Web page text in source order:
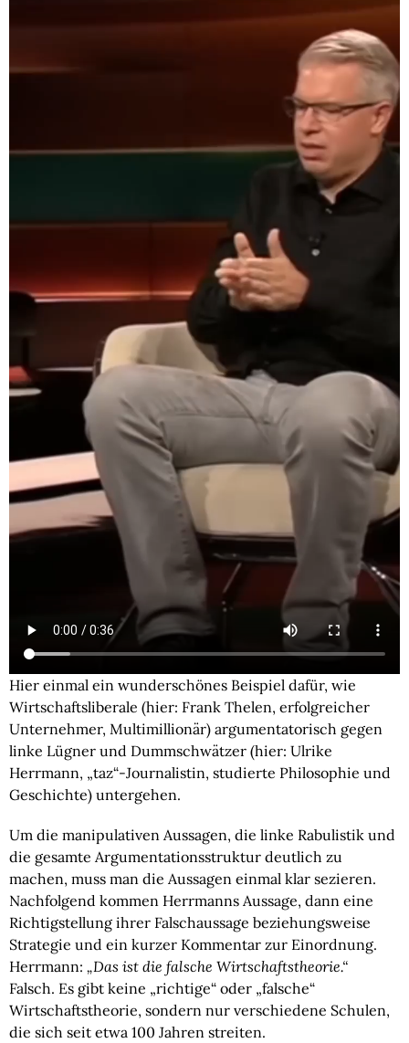
Hier einmal ein wunderschönes Beispiel dafür, wie
Wirtschaftsliberale (hier: Frank Thelen, erfolgreicher
Unternehmer, Multimillionär) argumentatorisch gegen
linke Lügner und Dummschwätzer (hier: Ulrike
Herrmann, „taz“-Journalistin, studierte Philosophie und
Geschichte) untergehen.
Um die manipulativen Aussagen, die linke Rabulistik und
die gesamte Argumentationsstruktur deutlich zu
machen, muss man die Aussagen einmal klar sezieren.
Nachfolgend kommen Herrmanns Aussage, dann eine
Richtigstellung ihrer Falschaussage beziehungsweise
Strategie und ein kurzer Kommentar zur Einordnung.
Herrmann: „Das ist die falsche Wirtschaftstheorie.“
Falsch. Es gibt keine „richtige“ oder „falsche“
Wirtschaftstheorie, sondern nur verschiedene Schulen,
die sich seit etwa 100 Jahren streiten.